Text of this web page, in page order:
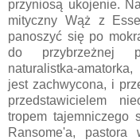
przyniosą ukojenie.
mityczny Wąż z
panoszyć się po
do przybrzeżnej
naturalistka-
jest zachwycona, i
przedstawicielem
tropem tajemniczego
Ransome'a, pastora